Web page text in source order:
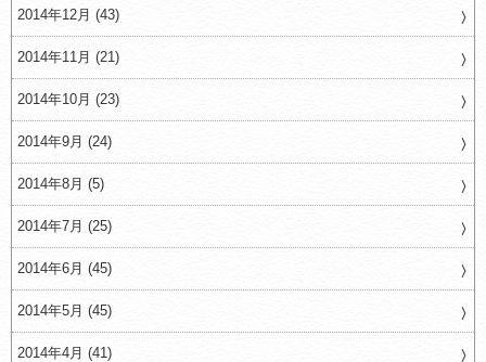
2014年12月 (43)
2014年11月 (21)
2014年10月 (23)
2014年9月 (24)
2014年8月 (5)
2014年7月 (25)
2014年6月 (45)
2014年5月 (45)
2014年4月 (41)